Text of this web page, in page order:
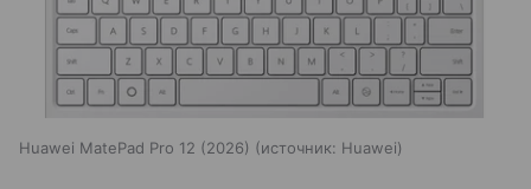
Huawei MatePad Pro 12 (2026) источник: Huawei